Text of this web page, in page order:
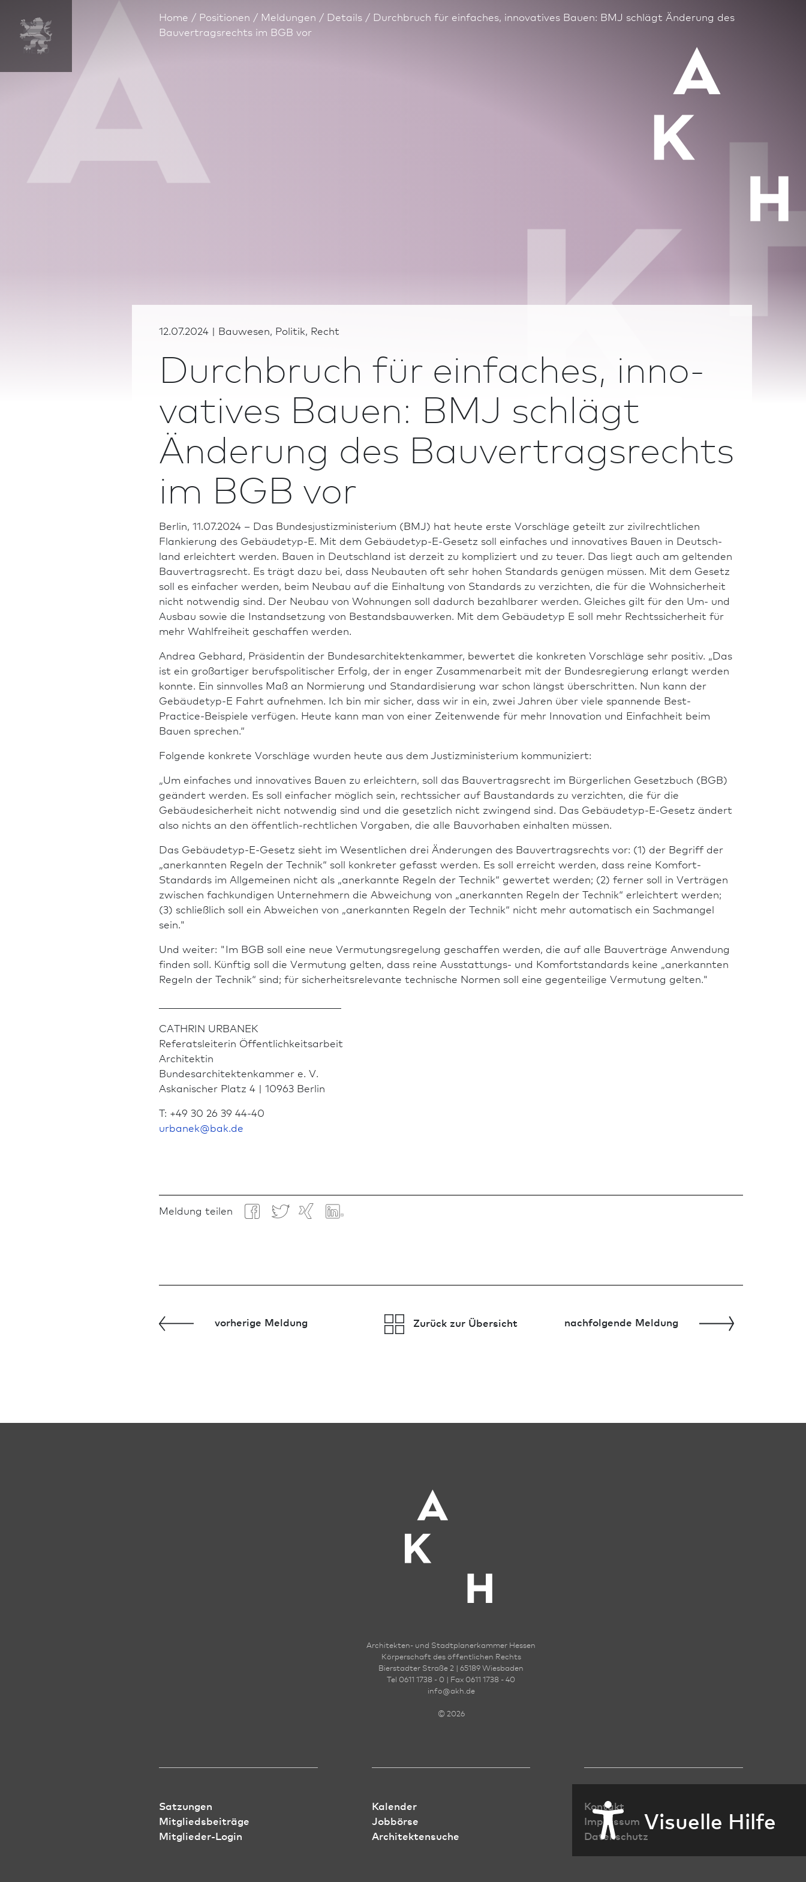
Home Positionen Meldungen Details
Durchbruch für einfaches, in­no­vatives Bauen: BMJ schlägt Änderung des
Bauvertragsrechts im BGB vor
12.07.2024 | Bauwesen, Politik, Recht
Durchbruch für einfaches, in­no­
vatives Bauen: BMJ schlägt
Änderung des Bauvertragsrechts
im BGB vor
Berlin, 11.07.2024 – Das Bundesjustizministerium (BMJ) hat heute erste Vorschläge geteilt zur zivilrechtlichen
Flankierung des Gebäudetyp-E. Mit dem Gebäudetyp-E-Gesetz soll einfaches und in­no­vatives Bauen in Deutsch­
land erleichtert werden. Bauen in Deutsch­land ist derzeit zu kompliziert und zu teuer. Das liegt auch am geltenden
Bauvertragsrecht. Es trägt dazu bei, dass Neu­bauten oft sehr hohen Standards genügen müssen. Mit dem Gesetz
soll es einfacher werden, beim Neu­bau auf die Einhaltung von Standards zu verzichten, die für die Wohnsicherheit
nicht notwendig sind. Der Neu­bau von Wohnungen soll dadurch bezahlbarer werden. Gleiches gilt für den Um- und
Ausbau sowie die Instandsetzung von Bestandsbauwerken. Mit dem Gebäudetyp E soll mehr Rechtssicherheit für
mehr Wahlfreiheit geschaf­fen werden.
Andrea Gebhard, Präsidentin der Bundes­architekten­kammer, bewertet die konkreten Vorschläge sehr positiv. „Das
ist ein großartiger berufspo­li­ti­scher Erfolg, der in enger Zusammen­arbeit mit der Bundes­regierung erlangt werden
konnte. Ein sinnvolles Maß an Normierung und Standardisierung war schon längst überschritten. Nun kann der
Gebäudetyp-E Fahrt aufnehmen. Ich bin mir sicher, dass wir in ein, zwei Jahren über viele spannende Best-
Practice-Beispiele verfügen. Heute kann man von einer Zeitenwende für mehr In­no­vation und Einfachheit beim
Bauen sprechen.“
Folgende konkrete Vorschläge wurden heute aus dem Justizministerium kommuniziert:
„Um einfaches und in­no­vatives Bauen zu erleichtern, soll das Bauvertragsrecht im Bürgerlichen Gesetzbuch (BGB)
geändert werden. Es soll einfacher möglich sein, rechtssicher auf Baustandards zu verzichten, die für die
Gebäudesicherheit nicht notwendig sind und die gesetzlich nicht zwingend sind. Das Gebäudetyp-E-Gesetz ändert
also nichts an den öffentlich-rechtlichen Vorgaben, die alle Bauvorhaben einhalten müssen.
Das Gebäudetyp-E-Gesetz sieht im Wesentlichen drei Änderungen des Bauvertragsrechts vor: (1) der Begriff der
„anerkannten Regeln der Technik“ soll konkreter gefasst werden. Es soll erreicht werden, dass reine Komfort-
Standards im Allgemeinen nicht als „anerkannte Regeln der Technik“ gewertet werden; (2) ferner soll in Verträgen
zwischen fachkundigen Unternehmern die Abweichung von „anerkannten Regeln der Technik“ erleichtert werden;
(3) schließlich soll ein Abweichen von „anerkannten Regeln der Technik“ nicht mehr automatisch ein Sachmangel
sein."
Und weiter: "Im BGB soll eine neue Vermutungsregelung geschaf­fen werden, die auf alle Bauverträge Anwendung
finden soll. Künftig soll die Vermutung gelten, dass reine Ausstattungs- und Komfortstandards keine „anerkannten
Regeln der Technik“ sind; für sicherheitsrelevante technische Normen soll eine gegenteilige Vermutung gelten."
CATHRIN URBANEK
Referatsleiterin Öffentlichkeits­arbeit
Architekt­in
Bundes­architekten­kammer e. V.
Askanischer Platz 4 | 10963 Berlin
T: +49 30 26 39 44-40
urbanek@bak.de
Meldung teilen
vorherige Meldung Zurück zur Übersicht nachfolgende Meldung
Visuelle Hilfe
Architekten- und Stadt­planer­kammer Hessen
Körperschaft des öffentlichen Rechts
Bierstadter Straße 2 | 65189 Wies­ba­den
Tel 0611 1738 - 0 | Fax 0611 1738 - 40
info@akh.de
© 2026
Satzungen
Mitgliedsbeiträge
Mitglieder-Login
Kalender
Jobbörse
Architektensuche
Kontakt
Impressum
Datenschutz